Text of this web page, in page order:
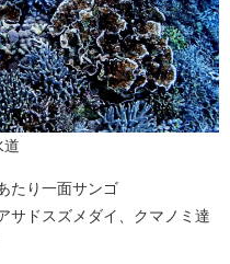
たり一面サンゴ
サドスズメダイ、クマノミ達